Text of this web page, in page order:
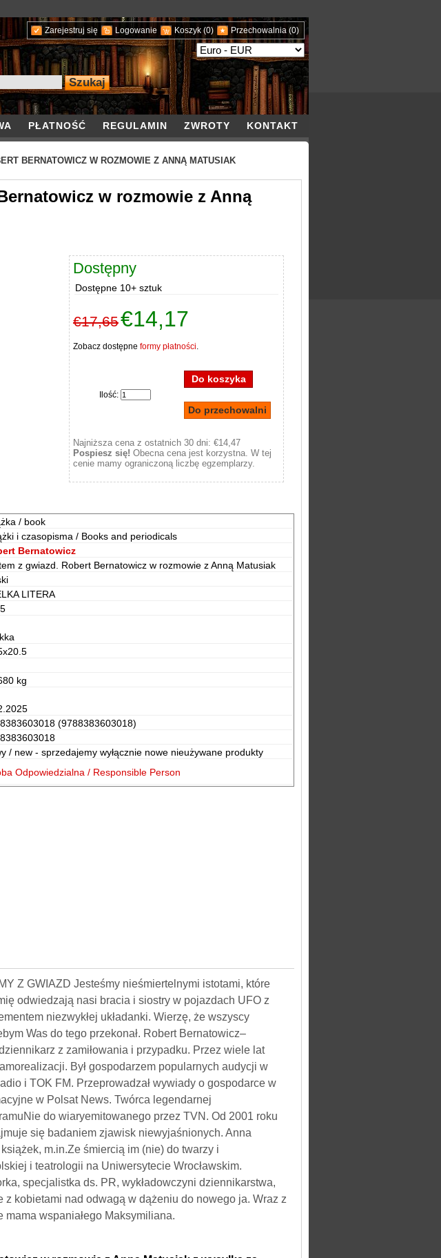
Zarejestruj się Logowanie Koszyk (0) Przechowalnia (0)
PŁATNOŚĆ REGULAMIN ZWROTY KONTAKT
BERNATOWICZ W ROZMOWIE Z ANNĄ MATUSIAK
w rozmowie z Anną
Dostępny
Dostępne 10+ sztuk
€17,65€14,17
Zobacz dostępne formy płatności.
Ilość:
Najniższa cena z ostatnich 30 dni: €14,47
Pospiesz się! Obecna cena jest korzystna. W tej
cenie mamy ograniczoną liczbę egzemplarzy.
/ book
i czasopisma / Books and periodicals
Bernatowicz
z gwiazd. Robert Bernatowicz w rozmowie z Anną Matusiak
LITERA
kg
(9788383603018)
/ new - sprzedajemy wyłącznie nowe nieużywane produkty
Odpowiedzialna / Responsible Person
Z GWIAZD Jesteśmy nieśmiertelnymi istotami, które
odwiedzają nasi bracia i siostry w pojazdach UFO z
niezwykłej układanki. Wierzę, że wszyscy
Was do tego przekonał. Robert Bernatowicz–
z zamiłowania i przypadku. Przez wiele lat
Był gospodarzem popularnych audycji w
i TOK FM. Przeprowadzał wywiady o gospodarce w
w Polsat News. Twórca legendarnej
do wiaryemitowanego przez TVN. Od 2001 roku
się badaniem zjawisk niewyjaśnionych. Anna
m.in.Ze śmiercią im (nie) do twarzy i
i teatrologii na Uniwersytecie Wrocławskim.
specjalistka ds. PR, wykładowczyni dziennikarstwa,
kobietami nad odwagą w dążeniu do nowego ja. Wraz z
wspaniałego Maksymiliana.